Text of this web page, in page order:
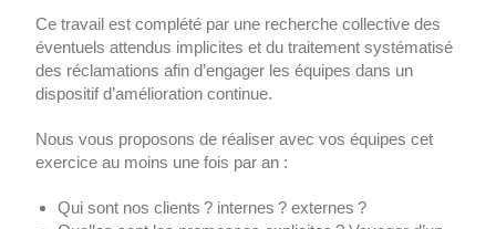
Ce travail est complété par une recherche collective des
éventuels attendus implicites et du traitement systématisé
des réclamations afin d’engager les équipes dans un
dispositif d’amélioration continue.
Nous vous proposons de réaliser avec vos équipes cet
exercice au moins une fois par an :
Qui sont nos clients ? internes ? externes ?